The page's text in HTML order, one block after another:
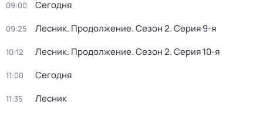
09:00 Сегодня
09:25 Лесник. Продолжение. Сезон 2. Серия 9-я
10:12 Лесник. Продолжение. Сезон 2. Серия 10-я
11:00 Сегодня
11:35 Лесник